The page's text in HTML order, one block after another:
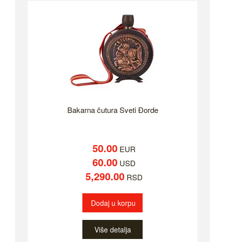
Bakarna čutura Sveti Đorde
50.00EUR
60.00USD
5,290.00RSD
Dodaj u korpu
Više detalja